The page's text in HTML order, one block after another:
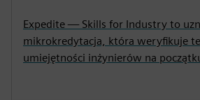
Expedite — Skills for Industry to
mikrokredytacja, która weryfikuje
umiejętności inżynierów na